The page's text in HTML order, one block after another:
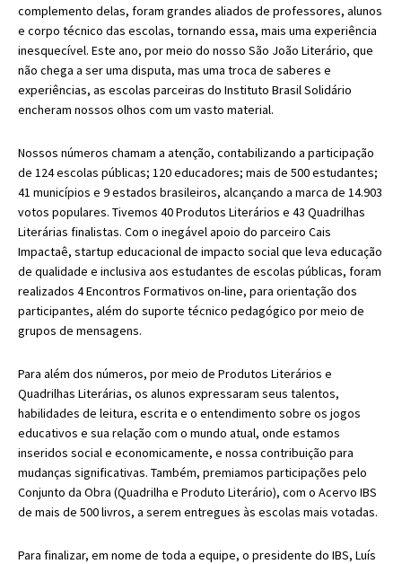
complemento delas, foram grandes aliados de professores, alunos
e corpo técnico das escolas, tornando essa, mais uma experiência
inesquecível. Este ano, por meio do nosso São João Literário, que
não chega a ser uma disputa, mas uma troca de saberes e
experiências, as escolas parceiras do Instituto Brasil Solidário
encheram nossos olhos com um vasto material.
Nossos números chamam a atenção, contabilizando a participação
de 124 escolas públicas; 120 educadores; mais de 500 estudantes;
41 municípios e 9 estados brasileiros, alcançando a marca de 14.903
votos populares. Tivemos 40 Produtos Literários e 43 Quadrilhas
Literárias finalistas. Com o inegável apoio do parceiro Cais
Impactaê, startup educacional de impacto social que leva educação
de qualidade e inclusiva aos estudantes de escolas públicas, foram
realizados 4 Encontros Formativos on-line, para orientação dos
participantes, além do suporte técnico pedagógico por meio de
grupos de mensagens.
Para além dos números, por meio de Produtos Literários e
Quadrilhas Literárias, os alunos expressaram seus talentos,
habilidades de leitura, escrita e o entendimento sobre os jogos
educativos e sua relação com o mundo atual, onde estamos
inseridos social e economicamente, e nossa contribuição para
mudanças significativas. Também, premiamos participações pelo
Conjunto da Obra (Quadrilha e Produto Literário), com o Acervo IBS
de mais de 500 livros, a serem entregues às escolas mais votadas.
Para finalizar, em nome de toda a equipe, o presidente do IBS, Luís